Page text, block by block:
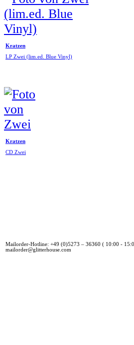
Kratzen
LP Zwei (lim.ed. Blue Vinyl)
Kratzen
CD Zwei
Mailorder-Hotline: +49 (0)5273 – 36360 ( 10:00 -
mailorder@glitterhouse.com